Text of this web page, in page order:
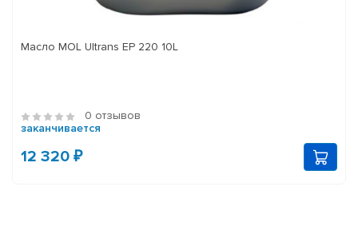
Масло MOL Ultrans EP 220 10L
0 отзывов
заканчивается
12 320 ₽